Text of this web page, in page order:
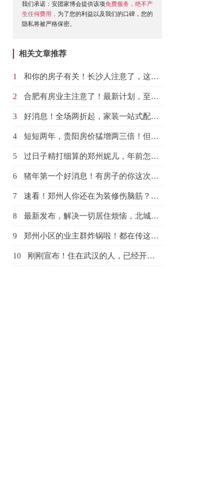
我们承诺：安团家博会提供该项免费服务，绝不产
生任何费用， 为了您的利益以及我们的口碑，您的
隐私将被严格保密。
相关文章推荐
1 和你的房子有关！长沙人注意了，这个能帮你省一大笔钱~
2 合肥有房业主注意了！最新计划，至少帮你省三万！各种补贴型福利！
3 好消息！全场两折起，家装一站式配齐，19年要装修的你赶快来这里！
4 短短两年，贵阳房价猛增两三倍！但下月起，这样做可以省一大笔钱！
5 过日子精打细算的郑州妮儿，年前怎么能错过这个省钱圣地！
6 猪年第一个好消息！有房子的你这次赚大了！
7 速看！郑州人你还在为装修伤脑筋？这件好事一定不能错过！
8 最新发布，解决一切居住烦恼，北城朋友来这里就行了！
9 郑州小区的业主群炸锅啦！都在传这个好消息......
10 刚刚宣布！住在武汉的人，已经开始实施关于住房方面的大消息！